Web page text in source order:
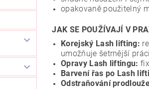
opakovaně použitelný
JAK SE POUŽÍVAJÍ V
Korejský Lash lifting:
umožňuje šetrnější
Opravy Lash liftingu:
Barvení řas po Lash
Odstraňování